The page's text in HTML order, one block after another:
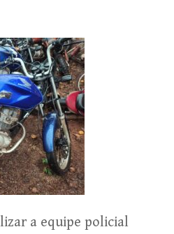
a equipe policial